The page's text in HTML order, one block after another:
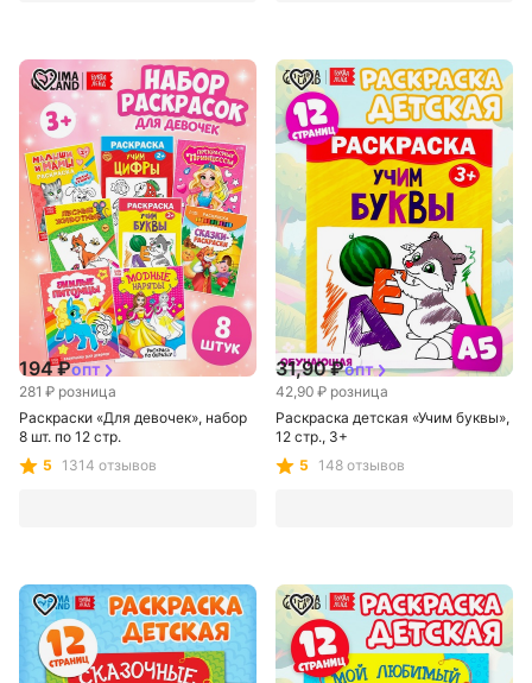
Сима-ленд Хит
281 ₽ розница
194 ₽опт
Раскраски «Для девочек», набор
8 шт. по 12 стр.
5
1314 отзывов
Сима-ленд
42,90 ₽ розница
31,90 ₽опт
Раскраска детская «Учим буквы»,
12 стр., 3+
5
148 отзывов